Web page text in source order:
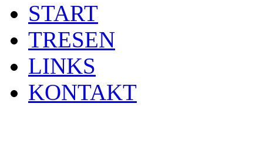
START
TRESEN
LINKS
KONTAKT